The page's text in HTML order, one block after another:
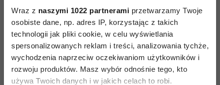
Wraz z naszymi 1022 partnerami przetwarzamy Twoje
osobiste dane, np. adres IP, korzystając z takich
technologii jak pliki cookie, w celu wyświetlania
spersonalizowanych reklam i treści, analizowania tychże,
wychodzenia naprzeciw oczekiwaniom użytkowników i
rozwoju produktów. Masz wybór odnośnie tego, kto
używa Twoich danych i w jakich celach to robi.
Ata S. Spróbujcie wejść w jej monolog, kiedy jest cała
podniecona nadchodzącą retrospektywą ojca! Kalafior,
zagrożony w swej ulotnej doskonałości, dodał mi odwagi.
Przerwałam Acie wpół zdania, przekazałam słuchawkę mężowi
i pomknęłam do kuchni.
Udało się, kalafior był akurat taki, jak trzeba. Wyłożyłam go na